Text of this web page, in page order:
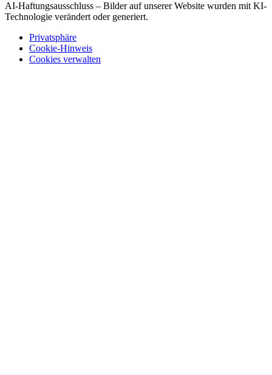
AI-Haftungsausschluss – Bilder auf unserer Website wurden mit KI-
Technologie verändert oder generiert.
Privatsphäre
Cookie-Hinweis
Cookies verwalten